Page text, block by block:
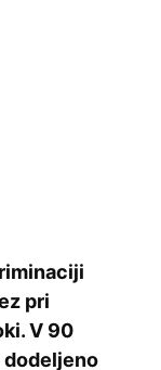
pri
V 90